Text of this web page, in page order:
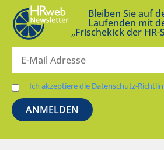
Bleiben Sie auf
Laufenden mit
„Frischekick der HR-
Ich akzeptiere die Datenschutz-